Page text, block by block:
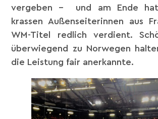
vergeben – und am Ende
krassen Außenseiterinnen aus
WM-Titel redlich verdient.
überwiegend zu Norwegen
die Leistung fair anerkannte.